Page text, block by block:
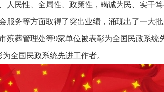
人民性、全局性、政策性，竭诚为民、实干
服务等方面取得了突出业绩，涌现出了一大
殡葬管理处等9家单位被表彰为全国民政系统
全国民政系统先进工作者。